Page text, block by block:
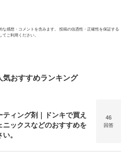
感想・コメントを含みます。 投稿の信憑性・正確性を保証する
ご利用ください。
気おすすめランキング
ティング剤｜ドンキで買え
ニックスなどのおすすめを
。
46
回答